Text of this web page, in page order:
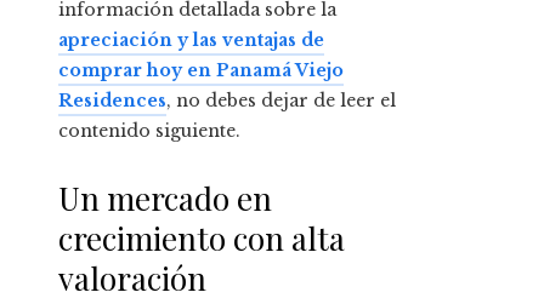
información detallada sobre la
apreciación y las ventajas de
comprar hoy en Panamá Viejo
Residences, no debes dejar de leer el
contenido siguiente.
Un mercado en
crecimiento con alta
valoración